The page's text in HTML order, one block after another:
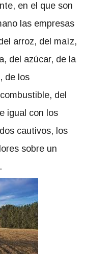
en el que son
las empresas
arroz, del maíz,
del azúcar, de la
de los
del
igual con los
cautivos, los
sobre un